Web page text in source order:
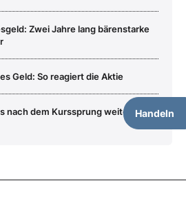
Handeln
Zwei Jahre lang bärenstarke
Geld: So reagiert die Aktie
nach dem Kurssprung weiter,